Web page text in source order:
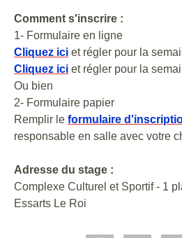
Comment s'inscrire :
1- Formulaire en ligne
Cliquez ici et régler pour la
Cliquez ici et régler pour la
Ou bien
2- Formulaire papier
Remplir le formulaire
responsable en salle avec votre
Adresse du stage :
Complexe Culturel et Sportif - 1
Essarts Le Roi